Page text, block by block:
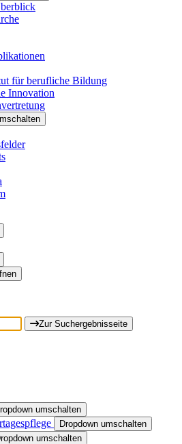
für berufliche Bildung
Innovation
Zur Suchergebnisseite
umschalten
Dropdown umschalten
umschalten